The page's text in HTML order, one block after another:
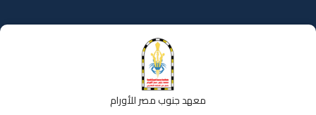
إلى
المحتوى
معهد جنوب مصر للأورام